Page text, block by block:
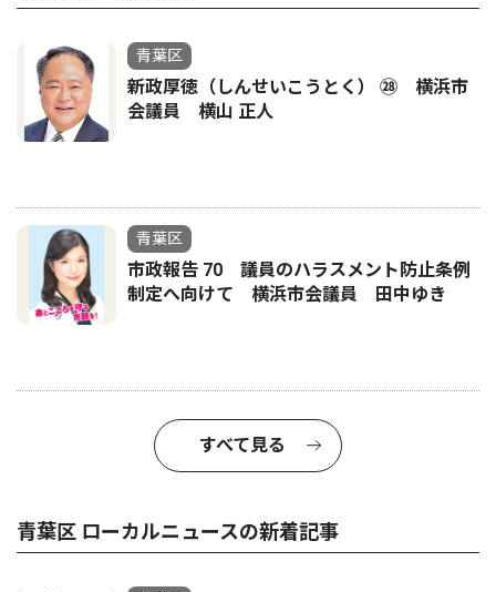
青葉区
新政厚徳（しんせいこうとく） ㉘ 横浜市
会議員 横山 正人
青葉区
市政報告 70 議員のハラスメント防止条例
制定へ向けて 横浜市会議員 田中ゆき
すべて見る
青葉区 ローカルニュースの新着記事